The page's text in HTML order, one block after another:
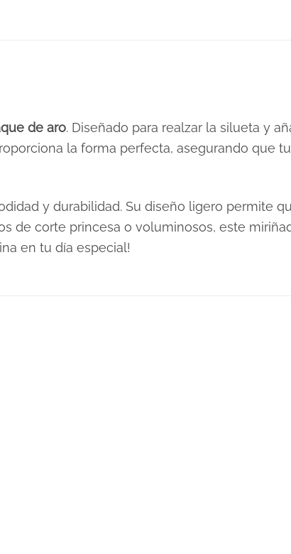
de aro. Diseñado para realzar la silueta y
la forma perfecta, asegurando que
y durabilidad. Su diseño ligero permite
de corte princesa o voluminosos, este
en tu día especial!